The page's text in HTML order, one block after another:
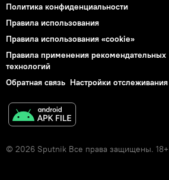
Политика конфиденциальности
Правила использования
Правила использования «cookie»
Правила применения рекомендательных
технологий
Обратная связь Настройки отслеживания
© 2026 Sputnik Все права защищены. 18+